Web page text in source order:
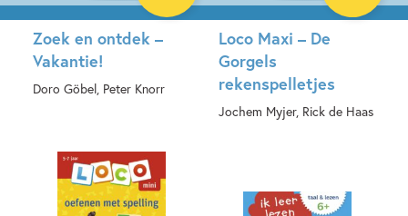
Zoek en ontdek –
Vakantie!
Doro Göbel, Peter Knorr
Loco Maxi – De
Gorgels
rekenspelletjes
Jochem Myjer, Rick de Haas